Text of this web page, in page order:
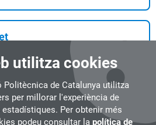
utilitza cookies
Politècnica de Catalunya utilitza
per millorar l'experiència de
Per obtenir més
podeu consultar la política de
Management
Dissenyar models de negoci
de valor ...